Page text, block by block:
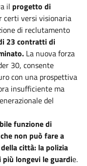
il progetto di
certi versi visionaria
di reclutamento
23 contratti di
La nuova forza
30, consente
con una prospettiva
insufficiente ma
del
funzione di
non può fare a
città: la polizia
più longevi le guardie.